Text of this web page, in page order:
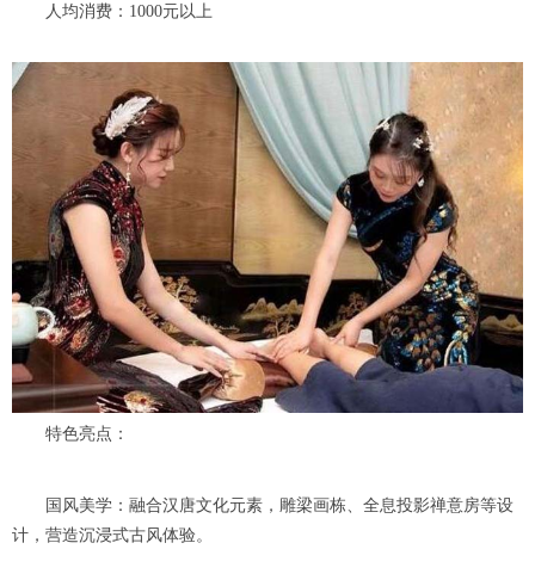
人均消费：1000元以上
特色亮点：
国风美学：融合汉唐文化元素，雕梁画栋、全息投影禅意房等设
计，营造沉浸式古风体验。